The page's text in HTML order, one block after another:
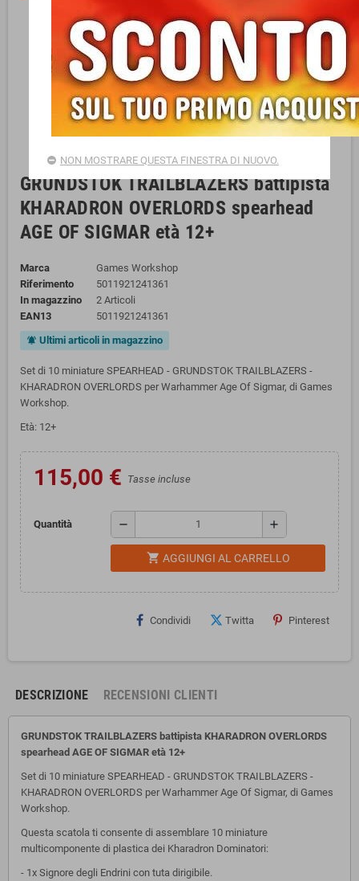
GRUNDSTOK TRAILBLAZERS battipista
KHARADRON OVERLORDS spearhead
AGE OF SIGMAR età 12+
Marca
Games Workshop
Riferimento
5011921241361
In magazzino
2 Articoli
EAN13
5011921241361
notifications_active Ultimi articoli in magazzino
Set di 10 miniature SPEARHEAD - GRUNDSTOK TRAILBLAZERS -
KHARADRON OVERLORDS per Warhammer Age Of Sigmar, di Games
Workshop.
Età: 12+
115,00 € Tasse incluse
Quantità remove add
shopping_cart AGGIUNGI AL CARRELLO
Condividi Twitta Pinterest
DESCRIZIONE RECENSIONI CLIENTI
GRUNDSTOK TRAILBLAZERS battipista KHARADRON OVERLORDS
spearhead AGE OF SIGMAR età 12+
Set di 10 miniature SPEARHEAD - GRUNDSTOK TRAILBLAZERS -
KHARADRON OVERLORDS per Warhammer Age Of Sigmar, di Games
Workshop.
Questa scatola ti consente di assemblare 10 miniature
multicomponente di plastica dei Kharadron Dominatori:
- 1x Signore degli Endrini con tuta dirigibile.
NON MOSTRARE QUESTA FINESTRA DI NUOVO.